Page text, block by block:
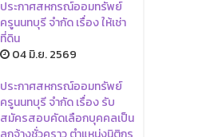
ประกาศสหกรณ์ออมทรัพย์
ครูนนทบุรี จำกัด เรื่อง ให้เช่า
ที่ดิน
04 มิ.ย. 2569
ประกาศสหกรณ์ออมทรัพย์
ครูนนทบุรี จำกัด เรื่อง รับ
สมัครสอบคัดเลือกบุคคลเป็น